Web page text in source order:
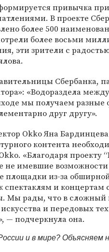
привычка
В проекте
более 500
более восьми
эти зрители с
Сбербанка,
«Водораздела
мы получаем разные
друг другу».
Okko Яна
контента
«Благодаря проекту
не имевшие
площадки из-за
спектаклям и
Мы рады, что в сложный
и передовых
— подчеркнула она.
и в мире? Объясняем